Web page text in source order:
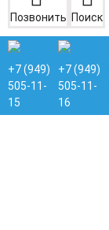
Позвонить Поиск
+7 (949)
505-11-
15
+7 (949)
505-11-
16